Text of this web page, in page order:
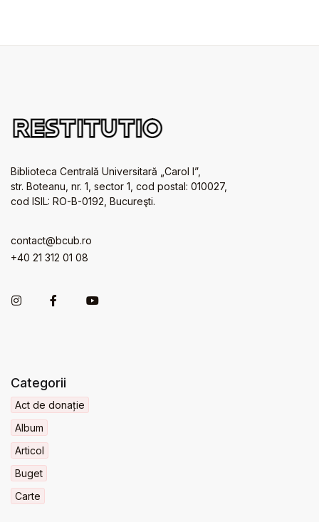
Biblioteca Centrală Universitară „Carol I”,
str. Boteanu, nr. 1, sector 1, cod postal: 010027,
cod ISIL: RO-B-0192, Bucureşti.
contact@bcub.ro
+40 21 312 01 08
Categorii
Act de donație
Album
Articol
Buget
Carte